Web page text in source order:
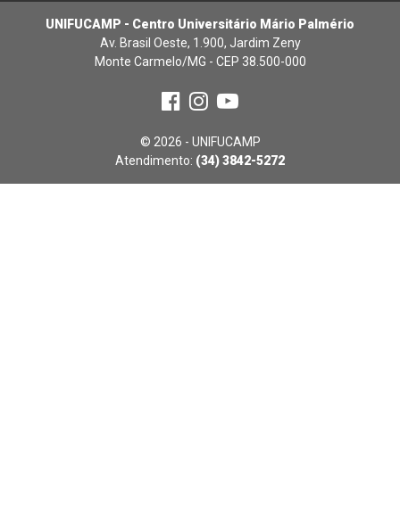
UNIFUCAMP - Centro Universitário Mário Palmério
Av. Brasil Oeste, 1.900, Jardim Zeny
Monte Carmelo/MG - CEP 38.500-000
© 2026 - UNIFUCAMP
Atendimento: (34) 3842-5272